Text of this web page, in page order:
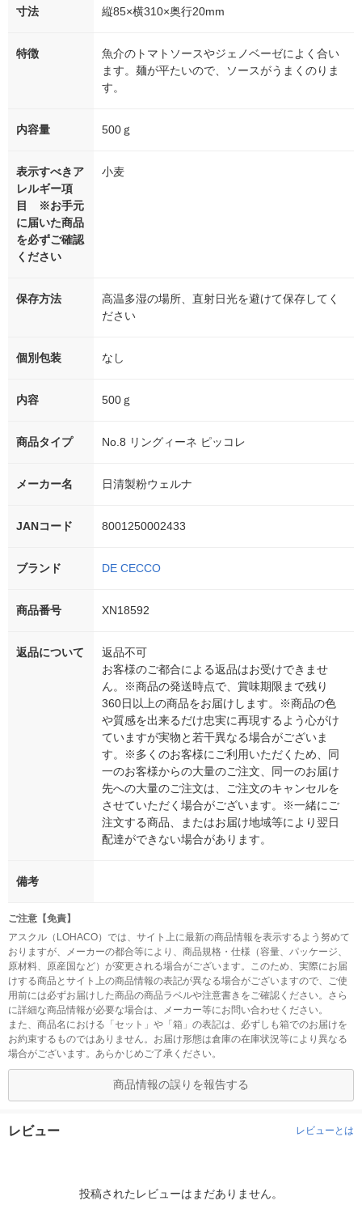
寸法 縦85×横310×奥行20mm
特徴
魚介のトマトソースやジェノベーゼによく合い
ます。麺が平たいので、ソースがうまくのりま
す。
内容量 500ｇ
表示すべきア
レルギー項
目 ※お手元
に届いた商品
を必ずご確認
ください
小麦
保存方法
高温多湿の場所、直射日光を避けて保存してく
ださい
個別包装 なし
内容 500ｇ
商品タイプ No.8 リングィーネ ピッコレ
メーカー名 日清製粉ウェルナ
JANコード 8001250002433
ブランド DE CECCO
商品番号 XN18592
返品について
返品不可
お客様のご都合による返品はお受けできませ
ん。※商品の発送時点で、賞味期限まで残り
360日以上の商品をお届けします。※商品の色
や質感を出来るだけ忠実に再現するよう心がけ
ていますが実物と若干異なる場合がございま
す。※多くのお客様にご利用いただくため、同
一のお客様からの大量のご注文、同一のお届け
先への大量のご注文は、ご注文のキャンセルを
させていただく場合がございます。※一緒にご
注文する商品、またはお届け地域等により翌日
配達ができない場合があります。
備考
ご注意【免責】
アスクル（LOHACO）では、サイト上に最新の商品情報を表示するよう努めて
おりますが、メーカーの都合等により、商品規格・仕様（容量、パッケージ、
原材料、原産国など）が変更される場合がございます。このため、実際にお届
けする商品とサイト上の商品情報の表記が異なる場合がございますので、ご使
用前には必ずお届けした商品の商品ラベルや注意書きをご確認ください。さら
に詳細な商品情報が必要な場合は、メーカー等にお問い合わせください。
また、商品名における「セット」や「箱」の表記は、必ずしも箱でのお届けを
お約束するものではありません。お届け形態は倉庫の在庫状況等により異なる
場合がございます。あらかじめご了承ください。
商品情報の誤りを報告する
レビュー レビューとは
投稿されたレビューはまだありません。